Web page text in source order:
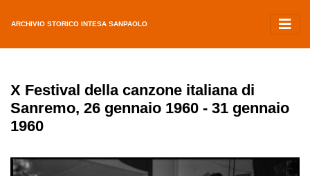
ARCHIVIO STORICO INTESA SANPAOLO
X Festival della canzone italiana di
Sanremo, 26 gennaio 1960 - 31 gennaio
1960